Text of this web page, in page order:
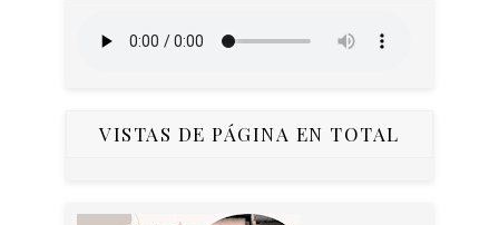
VISTAS DE PÁGINA EN TOTAL